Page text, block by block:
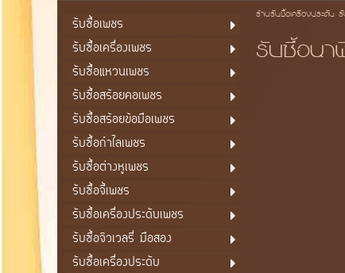
รับซื้อเพชร
รับซื้อเครื่องเพชร
รับซื้อแหวนเพชร
รับซื้อสร้อยคอเพชร
รับซื้อสร้อยข้อมือเพชร
รับซื้อกำไลเพชร
รับซื้อต่างหูเพชร
รับซื้อจี้เพชร
รับซื้อเครื่องประดับเพชร
รับซื้อจิวเวลรี่ มือสอง
รับซื้อเครื่องประดับ
ร้านรับซื้อเครื่องประดับ
รับซื้อนา